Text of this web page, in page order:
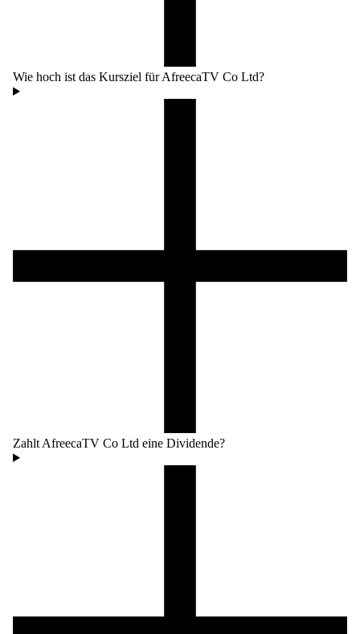
Wie hoch ist das Kursziel für AfreecaTV Co Ltd?
Zahlt AfreecaTV Co Ltd eine Dividende?